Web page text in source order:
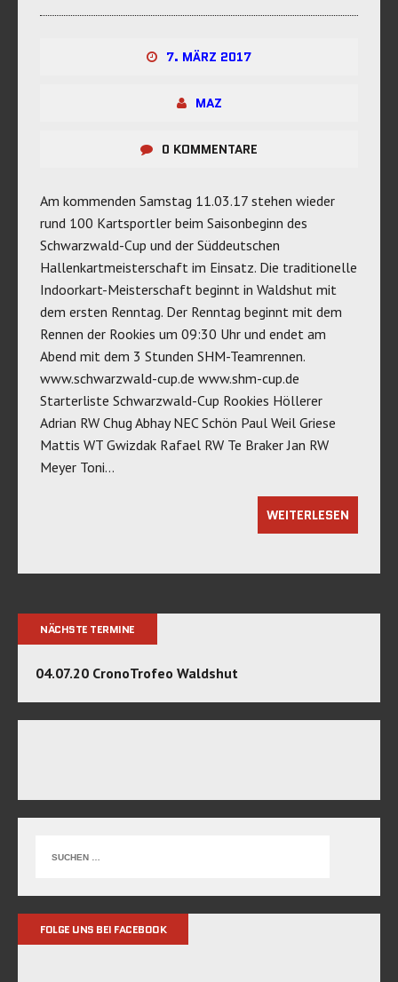
7. MÄRZ 2017
MAZ
0 KOMMENTARE
Am kommenden Samstag 11.03.17 stehen wieder
rund 100 Kartsportler beim Saisonbeginn des
Schwarzwald-Cup und der Süddeutschen
Hallenkartmeisterschaft im Einsatz. Die traditionelle
Indoorkart-Meisterschaft beginnt in Waldshut mit
dem ersten Renntag. Der Renntag beginnt mit dem
Rennen der Rookies um 09:30 Uhr und endet am
Abend mit dem 3 Stunden SHM-Teamrennen.
www.schwarzwald-cup.de www.shm-cup.de
Starterliste Schwarzwald-Cup Rookies Höllerer
Adrian RW Chug Abhay NEC Schön Paul Weil Griese
Mattis WT Gwizdak Rafael RW Te Braker Jan RW
Meyer Toni…
WEITERLESEN
NÄCHSTE TERMINE
04.07.20 CronoTrofeo Waldshut
FOLGE UNS BEI FACEBOOK